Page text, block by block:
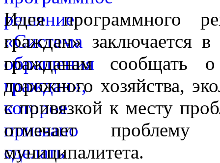
Идея программного
граждан» заключается
гражданам
дорожного хозяйства,
с привязкой к месту
отмечает проблему
муниципалитета.